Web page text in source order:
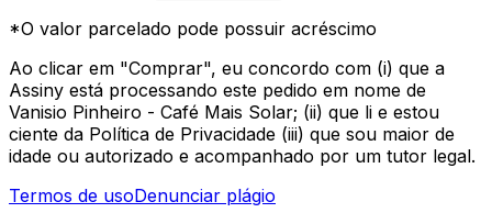
*O valor parcelado pode possuir acréscimo
Ao clicar em "Comprar", eu concordo com (i) que a
Assiny está processando este pedido em nome de
Vanisio Pinheiro - Café Mais Solar; (ii) que li e estou
ciente da Política de Privacidade (iii) que sou maior de
idade ou autorizado e acompanhado por um tutor legal.
Termos de usoDenunciar plágio